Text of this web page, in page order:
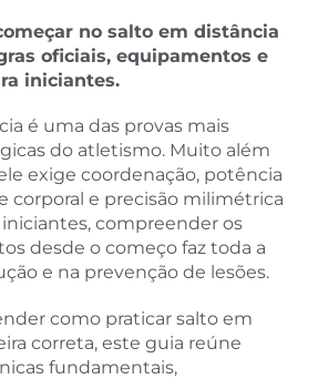
no salto em distância
oficiais, equipamentos e
iniciantes.
é uma das provas mais
do atletismo. Muito além
exige coordenação, potência
corporal e precisão milimétrica
iniciantes, compreender os
desde o começo faz toda a
e na prevenção de lesões.
como praticar salto em
correta, este guia reúne
fundamentais,